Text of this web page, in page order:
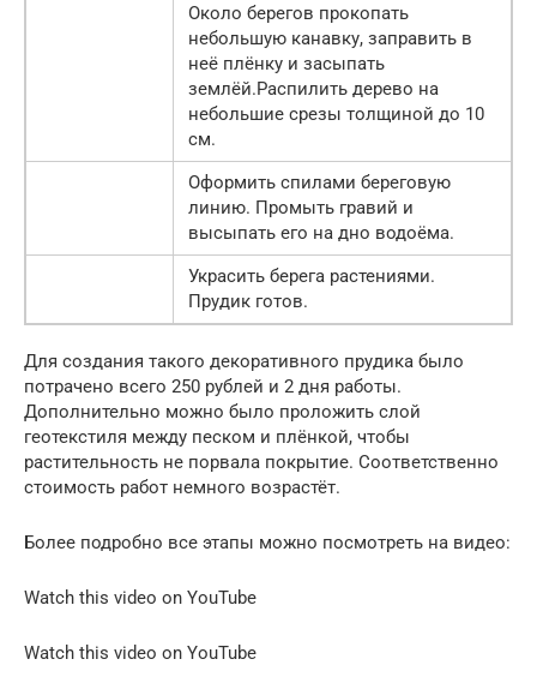
Около берегов прокопать
небольшую канавку, заправить в
неё плёнку и засыпать
землёй.Распилить дерево на
небольшие срезы толщиной до 10
см.
Оформить спилами береговую
линию. Промыть гравий и
высыпать его на дно водоёма.
Украсить берега растениями.
Прудик готов.
Для создания такого декоративного прудика было
потрачено всего 250 рублей и 2 дня работы.
Дополнительно можно было проложить слой
геотекстиля между песком и плёнкой, чтобы
растительность не порвала покрытие. Соответственно
стоимость работ немного возрастёт.
Более подробно все этапы можно посмотреть на видео:
Watch this video on YouTube
Watch this video on YouTube